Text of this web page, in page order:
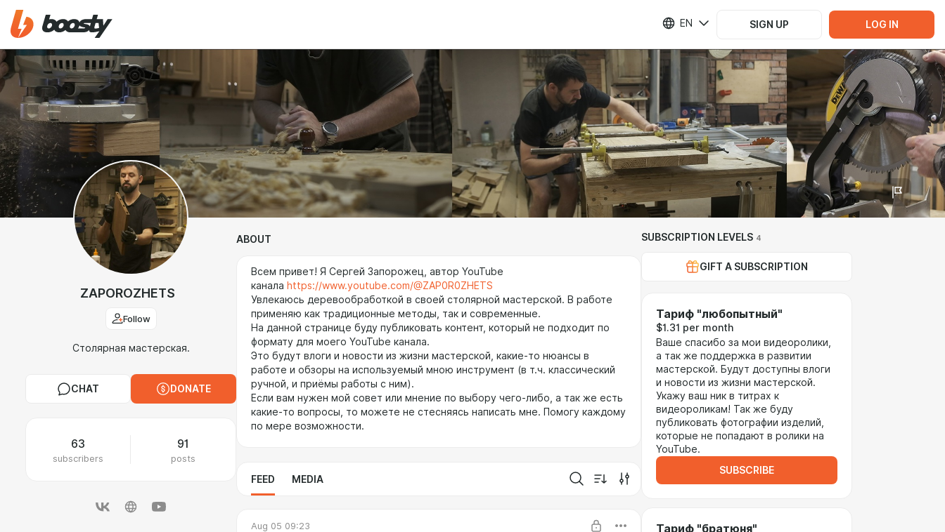
EN SIGN UP LOG IN
ZAPOROZHETS
Follow
Столярная мастерская.
CHAT DONATE
63
subscribers
91
posts
ABOUT
Всем привет! Я Сергей Запорожец, автор YouTube
канала https://www.youtube.com/@ZAP0R0ZHETS
Увлекаюсь деревообработкой в своей столярной мастерской. В работе
применяю как традиционные методы, так и современные.
На данной странице буду публиковать контент, который не подходит по
формату для моего YouTube канала.
Это будут влоги и новости из жизни мастерской, какие-то нюансы в
работе и обзоры на используемый мною инструмент (в т.ч. классический
ручной, и приёмы работы с ним).
Если вам нужен мой совет или мнение по выбору чего-либо, а так же есть
какие-то вопросы, то можете не стесняясь написать мне. Помогу каждому
по мере возможности.
FEED MEDIA
Aug 05 09:23
SUBSCRIPTION LEVELS 4
GIFT A SUBSCRIPTION
Тариф "любопытный"
$1.31 per month
Ваше спасибо за мои видеоролики,
а так же поддержка в развитии
мастерской. Будут доступны влоги
и новости из жизни мастерской.
Укажу ваш ник в титрах к
видеороликам! Так же буду
публиковать фотографии изделий,
которые не попадают в ролики на
YouTube.
SUBSCRIBE
Тариф "братюня"